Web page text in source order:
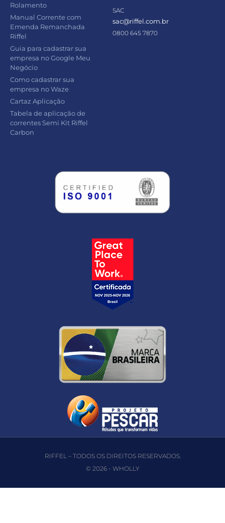
Rolamento
Manual Corrente com
Emenda Remanchada
Riffel
Guia para cadastrar sua
empresa no Google Meu
Negócio
Como cadastrar sua
empresa no Waze
Cartaz Aplicação
Tabela de aplicação de
correntes Semi Kit Riffel
Carbon
SAC
sac@riffel.com.br
0800 645 7870
RIFFEL – TODOS OS DIREITOS RESERVADOS.
© 2026 - WHOLLY